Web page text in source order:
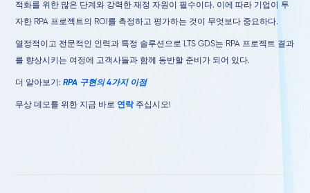
적화를 위한 많은 단계와 강력한 재정 자원이 필수이다. 이에 따라 기업이 투
자한 RPA 프로젝트의 ROI를 측정하고 평가하는 것이 무엇보다 중요하다.
열정적이고 전문적인 인력과 특정 솔루션으로 LTS GDS는 RPA 프로젝트 결과
를 향상시키는 여정에 고객사들과 함께 동반할 준비가 되어 있다.
더 알아보기:RPA 구현의 4가지 이점
무상 데모를 위한 지금 바로 연락주십시오!